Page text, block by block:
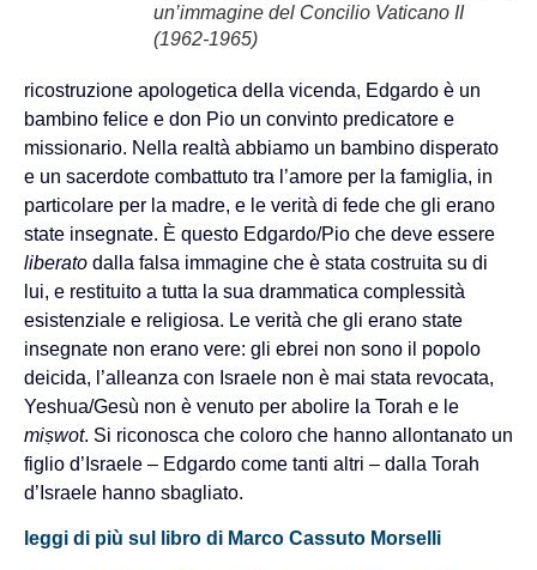
un’immagine del Concilio Vaticano II
(1962-1965)
ricostruzione apologetica della vicenda, Edgardo è un
bambino felice e don Pio un convinto predicatore e
missionario. Nella realtà abbiamo un bambino disperato
e un sacerdote combattuto tra l’amore per la famiglia, in
particolare per la madre, e le verità di fede che gli erano
state insegnate. È questo Edgardo/Pio che deve essere
liberato dalla falsa immagine che è stata costruita su di
lui, e restituito a tutta la sua drammatica complessità
esistenziale e religiosa. Le verità che gli erano state
insegnate non erano vere: gli ebrei non sono il popolo
deicida, l’alleanza con Israele non è mai stata revocata,
Yeshua/Gesù non è venuto per abolire la Torah e le
miṣwot. Si riconosca che coloro che hanno allontanato un
figlio d’Israele – Edgardo come tanti altri – dalla Torah
d’Israele hanno sbagliato.
leggi di più sul libro di Marco Cassuto Morselli